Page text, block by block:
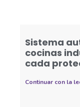
Sistema
cocinas
cada
Continuar con la